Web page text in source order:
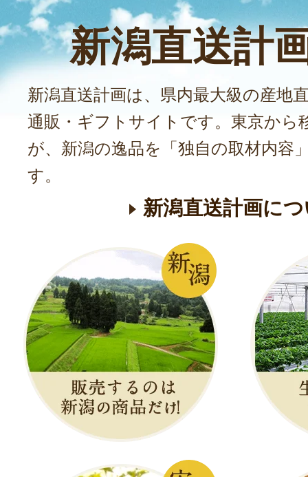
新潟直送計
新潟直送計画は、県内最大級の産地
通販・ギフトサイトです。東京から
が、新潟の逸品を「独自の取材内容
す。
新潟直送計画に